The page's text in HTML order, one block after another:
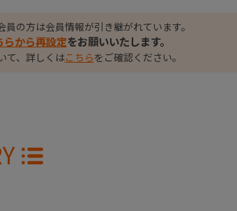
の方は会員情報が引き継がれています。
らから再設定をお願いいたします。
て、詳しくはこちらをご確認ください。